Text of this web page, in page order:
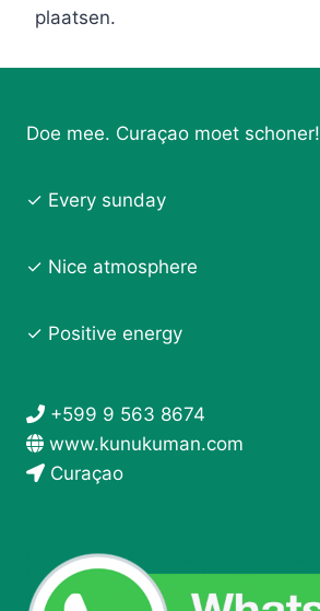
plaatsen.
Doe mee. Curaçao moet schoner!
✓ Every sunday
✓ Nice atmosphere
✓ Positive energy
+599 9 563 8674
www.kunukuman.com
Curaçao